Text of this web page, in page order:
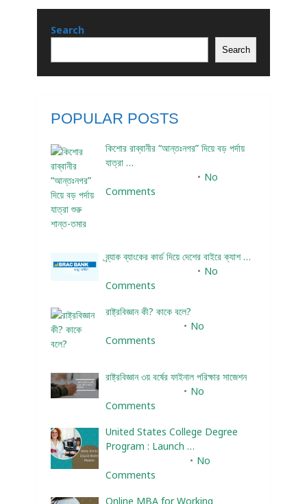
Search
Search
POPULAR POSTS
কিশোর রাব্বানীর “আন্তঃনগর” দিয়ে বড় পর্দায়
যাত্রা …
No
Comments
ব্র্যাক ব্যাংকের কার্ড দিয়ে দেশের বাইরে ক্যাশ …
No
Comments
রাষ্ট্রবিজ্ঞান কী? কাকে বলে?
No
Comments
রাষ্ট্রবিজ্ঞান ৩য় বর্ষের ফাইনাল পরিক্ষার সাজেশন
No
Comments
United States College Degree
Program : Launch …
No
Comments
Online MBA for Working